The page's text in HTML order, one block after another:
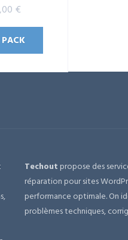
:
€.
€Le
prix
actuel
est :
349,00 €.
PACK
Techout propose des
réparation pour sites
performance optimale. On
problèmes techniques,